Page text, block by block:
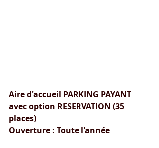
Aire d'accueil PARKING PAYANT
avec option RESERVATION (35
places)
Ouverture : Toute l'année